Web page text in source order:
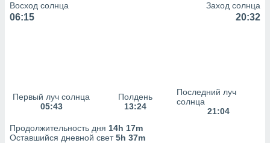
Восход солнца
06:15
Заход солнца
20:32
Первый луч солнца
05:43
Полдень
13:24
Последний луч
солнца
21:04
Продолжительность дня 14h 17m
Оставшийся дневной свет5h 37m